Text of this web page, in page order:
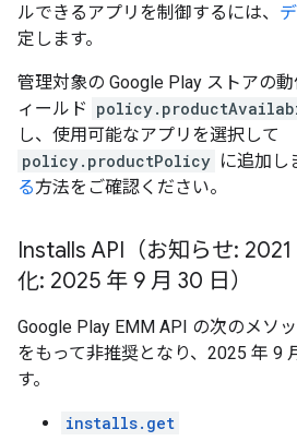
ルできるアプリを制御するには、
定します。
管理対象の Google Play ストアの
ィールド
し、使用可能なアプリを選択して
policy.productPolicy に追加し
る方法をご確認ください。
Installs API（お知らせ:
化: 2025 年 9 月 30 日）
Google Play EMM API の次のメソ
をもって非推奨となり、2025 年 9
す。
installs.get